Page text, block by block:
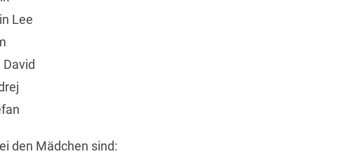
Lee
den Mädchen sind: